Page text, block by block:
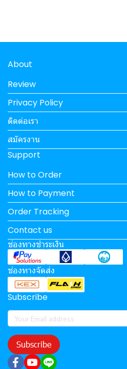
About
Review
Privacy Policy
ติดต่อเรา
สมัครงาน
Support
How to Order
How to Payment
Order Tracking
Contact us
ช่องทางชำระเงิน
ช่องทางจัดส่ง
Subscribe
Subscribe